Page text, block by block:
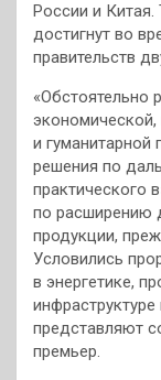
России и
достигнут во
правительств
«Обстоятельно
экономической,
и гуманитарной
решения по
практического
по расширению
продукции,
Условились
в энергетике,
представляют
премьер.